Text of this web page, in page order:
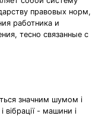
правовых норм,
работника и
тесно связанные с
значним шумом і
вібрації - машини і